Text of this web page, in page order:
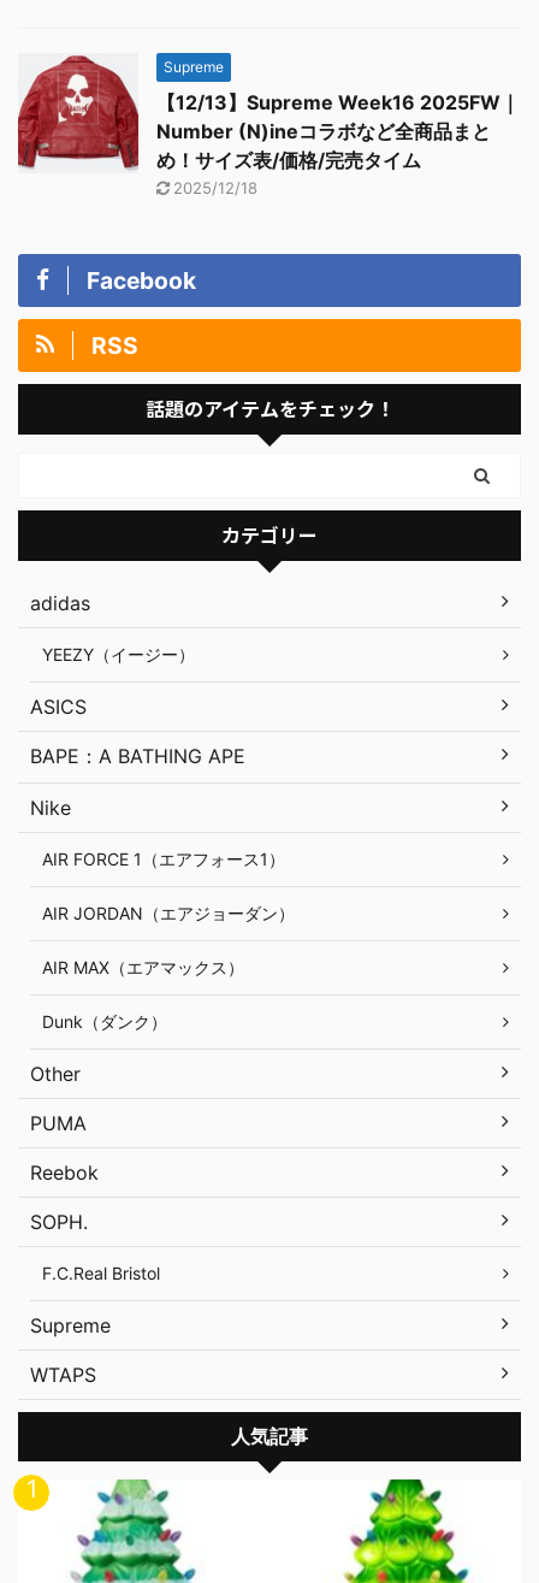
Supreme
【12/13】Supreme Week16 2025FW｜
Number (N)ineコラボなど全商品まと
め！サイズ表/価格/完売タイム
2025/12/18
Facebook
RSS
話題のアイテムをチェック！
カテゴリー
adidas
YEEZY（イージー）
ASICS
BAPE：A BATHING APE
Nike
AIR FORCE 1（エアフォース1）
AIR JORDAN（エアジョーダン）
AIR MAX（エアマックス）
Dunk（ダンク）
Other
PUMA
Reebok
SOPH.
F.C.Real Bristol
Supreme
WTAPS
人気記事